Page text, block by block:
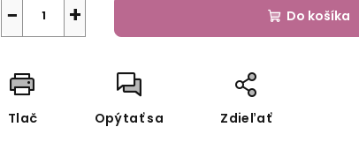
+
− Do košíka
Tlač Opýtať sa Zdieľať